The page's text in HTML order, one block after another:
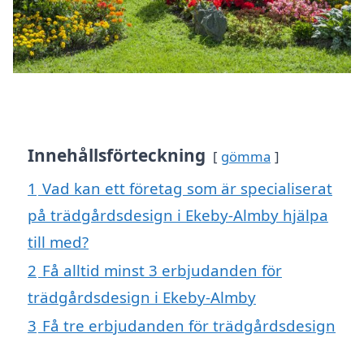
Innehållsförteckning gömma
1 Vad kan ett företag som är specialiserat
på trädgårdsdesign i Ekeby-Almby hjälpa
till med?
2 Få alltid minst 3 erbjudanden för
trädgårdsdesign i Ekeby-Almby
3 Få tre erbjudanden för trädgårdsdesign